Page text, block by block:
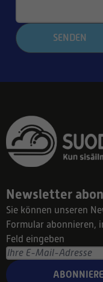
SENDEN
Newsletter
Sie können unseren
Formular abonnieren,
Feld eingeben